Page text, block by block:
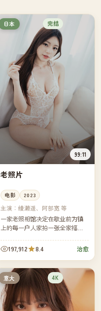
日本 完结
99:11
老照片
电影 2023
主演：绫濑遥、阿部宽 等
一家老照相馆决定在歇业前为镇
上的每一户人家拍一张全家福。
也转过这家照相馆四十年的兴
衰。
197,912 8.4 治愈
意大 4K